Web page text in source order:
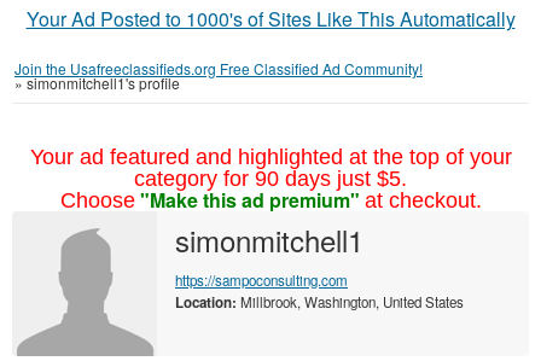
Your Ad Posted to 1000's of Sites Like This Automatically
Join the Usafreeclassifieds.org Free Classified Ad Community!
»simonmitchell1's profile
Your ad featured and highlighted at the top of your
category for 90 days just $5.
Choose "Make this ad premium" at checkout.
simonmitchell1
https://sampoconsulting.com
Location: Millbrook, Washington, United States